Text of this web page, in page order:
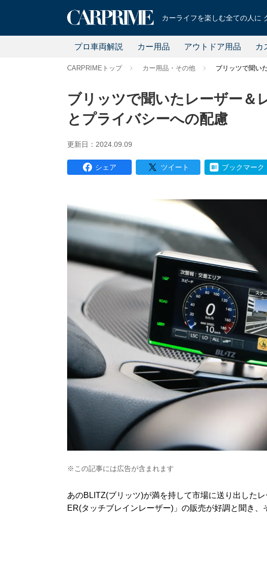
カーライフを楽しむ全ての人に
プロ車両解説 カー用品 アウトドア用品 カ
CARPRIMEトップ カー用品・その他 ブリッツで聞い
ブリッツで聞いたレーザー＆
とプライバシーへの配慮
更新日：2024.09.09
シェア ツイート ブックマーク
※この記事には広告が含まれます
あのBLITZ(ブリッツ)が満を持して市場に送り出した
ER(タッチブレインレーザー)」の販売が好調と聞き、